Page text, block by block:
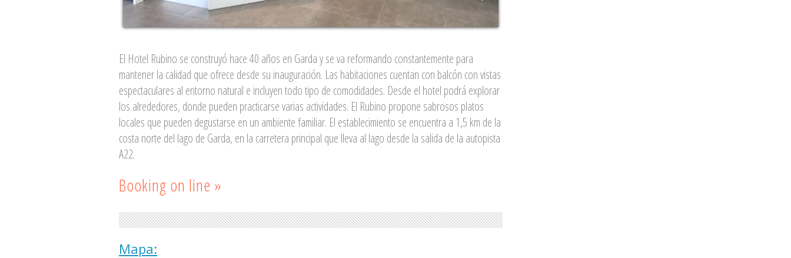
El Hotel Rubino se construyó hace 40 años en Garda y se va reformando constantemente para
mantener la calidad que ofrece desde su inauguración. Las habitaciones cuentan con balcón con vistas
espectaculares al entorno natural e incluyen todo tipo de comodidades. Desde el hotel podrá explorar
los alrededores, donde pueden practicarse varias actividades. El Rubino propone sabrosos platos
locales que pueden degustarse en un ambiente familiar. El establecimiento se encuentra a 1,5 km de la
costa norte del lago de Garda, en la carretera principal que lleva al lago desde la salida de la autopista
A22.
Booking on line »
Mapa: